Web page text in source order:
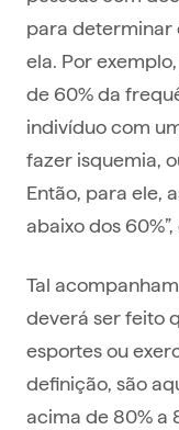
para determinar
ela. Por
de 60% da
indivíduo com
fazer isquemia,
Então, para ele,
abaixo dos
Tal
deverá ser feito
esportes ou
definição, são
acima de 80% a